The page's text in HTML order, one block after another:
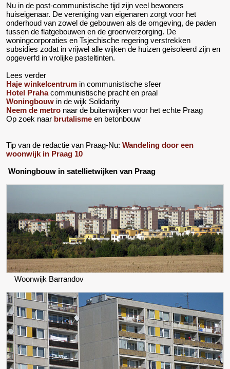
Nu in de post-communistische tijd zijn veel bewoners
huiseigenaar. De vereniging van eigenaren zorgt voor het
onderhoud van zowel de gebouwen als de omgeving, de paden
tussen de flatgebouwen en de groenverzorging. De
woningcorporaties en Tsjechische regering verstrekken
subsidies zodat in vrijwel alle wijken de huizen geisoleerd zijn en
opgeverfd in vrolijke pasteltinten.
Lees verder
Haje winkelcentrum in communistische sfeer
Hotel Prahacommunistische pracht en praal
Woningbouw in de wijk Solidarity
Neem de metro naar de buitenwijken voor het echte Praag
Op zoek naar brutalisme en betonbouw
Tip van de redactie van Praag-Nu: Wandeling door een
woonwijk in Praag 10
Woningbouw in satellietwijken van Praag
Woonwijk Barrandov